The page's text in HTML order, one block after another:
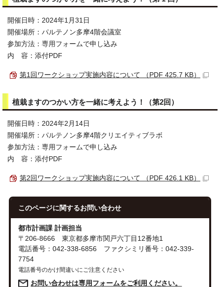
開催日時：2024年1月31日
開催場所：パルテノン多摩4階会議室
参加方法：専用フォームで申し込み
内 容：添付PDF
第1回ワークショップ実施内容について （PDF 425.7 KB）
植栽ますのつかい方を一緒に考えよう！（第2回）
開催日時：2024年2月14日
開催場所：パルテノン多摩4階クリエイティブラボ
参加方法：専用フォームで申し込み
内 容：添付PDF
第2回ワークショップ実施内容について （PDF 426.1 KB）
このページに関するお問い合わせ
都市計画課 計画担当
〒206-8666 東京都多摩市関戸六丁目12番地1
電話番号：042-338-6856 ファクシミリ番号：042-339-
7754
電話番号のかけ間違いにご注意ください
お問い合わせは専用フォームをご利用ください。